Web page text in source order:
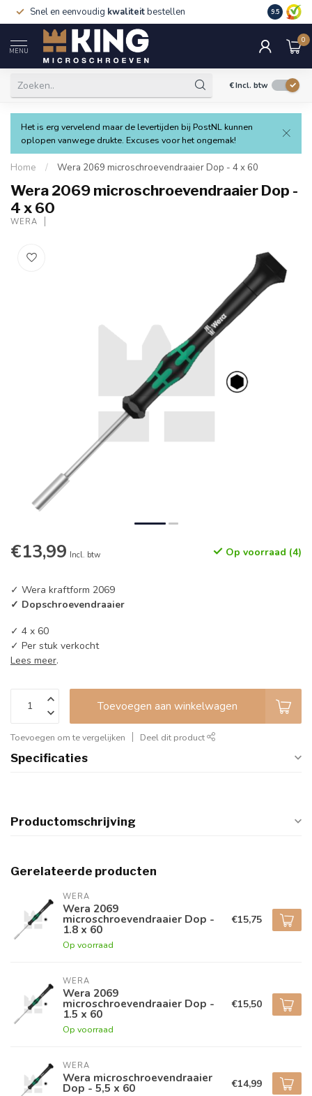
Snel en eenvoudig kwaliteitbestellen 9.5
MENU
0
€Incl. btw
Het is erg vervelend maar de levertijden bij PostNL kunnen
oplopen vanwege drukte. Excuses voor het ongemak!
Home / Wera 2069 microschroevendraaier Dop - 4 x 60
Wera 2069 microschroevendraaier Dop -
4 x 60
WERA
€13,99 Incl. btw Op voorraad (4)
✓ Wera kraftform 2069
✓ Dopschroevendraaier
✓ 4 x 60
✓ Per stuk verkocht
Lees meer.
Toevoegen aan winkelwagen
Toevoegen om te vergelijken Deel dit product
Specificaties
Productomschrijving
Gerelateerde producten
WERA
Wera 2069
microschroevendraaier Dop -
1.8 x 60
Op voorraad
€15,75
WERA
Wera 2069
microschroevendraaier Dop -
1.5 x 60
Op voorraad
€15,50
WERA
Wera microschroevendraaier
Dop - 5,5 x 60 €14,99